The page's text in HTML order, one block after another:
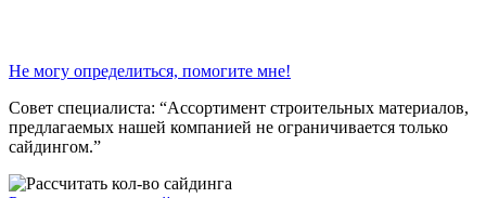
Не могу определиться, помогите мне!
Совет специалиста: “Ассортимент строительных материалов,
предлагаемых нашей компанией не ограничивается только
сайдингом.”